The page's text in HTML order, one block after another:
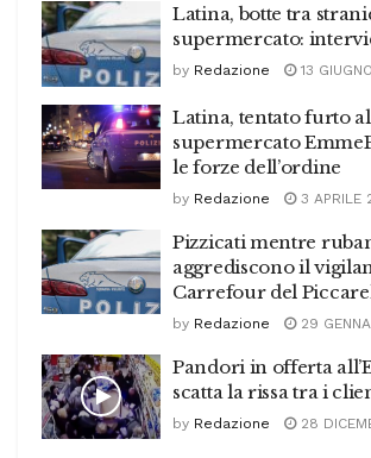
Latina, botte tra
supermercato:
by Redazione 13
Latina, tentato furto al
supermercato
le forze dell’ordine
by Redazione 3 APRILE
Pizzicati mentre
aggrediscono il
Carrefour del
by Redazione 29
Pandori in offerta
scatta la rissa tra i
by Redazione 28